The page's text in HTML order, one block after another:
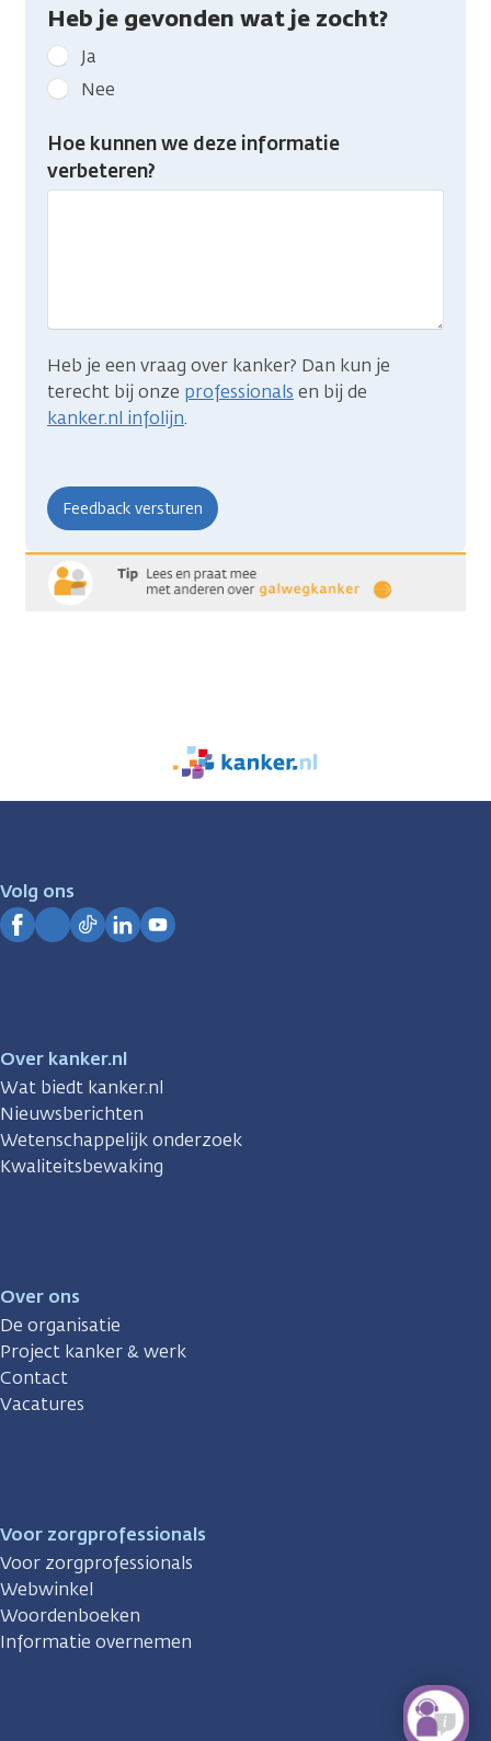
Heb je gevonden wat je zocht?
Geef
kanker.nl
feedback:
Heb
gevonden
Ja
Nee
Hoe kunnen we deze informatie
verbeteren?
Heb je een vraag over kanker? Dan kun je
terecht bij onze professionals en bij de
kanker.nl infolijn.
We
zijn
Volg ons
Over kanker.nl
Wat biedt kanker.nl
Nieuwsberichten
Wetenschappelijk onderzoek
Kwaliteitsbewaking
Over ons
De organisatie
Project kanker & werk
Contact
Vacatures
Voor zorgprofessionals
Voor zorgprofessionals
Webwinkel
Woordenboeken
Informatie overnemen